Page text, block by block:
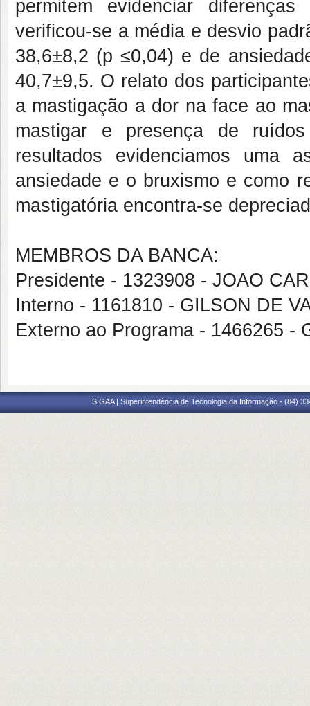
permitem evidenciar
verificou-se a média e desvio
38,6±8,2 (p ≤0,04) e de
40,7±9,5. O relato dos
a mastigação a dor na face ao
mastigar e presença de
resultados evidenciamos uma
ansiedade e o bruxismo e como
mastigatória encontra-se
MEMBROS DA BANCA:
Presidente - 1323908 - JOAO
Interno - 1161810 - GILSON DE
Externo ao Programa - 1466265 -
SIGAA | Superintendência de Tecnologia da Informação - (84)